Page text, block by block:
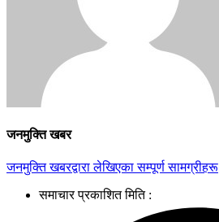
जनमुक्ति खबर
जनमुक्ति खबरद्वारा लेखिएका सम्पूर्ण सामग्रीहरू
समाचार प्रकाशित मिति :